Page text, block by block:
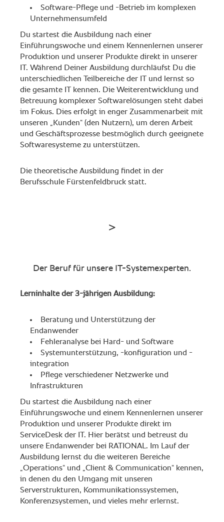
Software-Pflege und -Betrieb im komplexen
Unternehmensumfeld
Du startest die Ausbildung nach einer
Einführungswoche und einem Kennenlernen unserer
Produktion und unserer Produkte direkt in unserer
IT. Während Deiner Ausbildung durchläufst Du die
unterschiedlichen Teilbereiche der IT und lernst so
die gesamte IT kennen. Die Weiterentwicklung und
Betreuung komplexer Softwarelösungen steht dabei
im Fokus. Dies erfolgt in enger Zusammenarbeit mit
unseren „Kunden“ (den Nutzern), um deren Arbeit
und Geschäftsprozesse bestmöglich durch geeignete
Softwaresysteme zu unterstützen.
Die theoretische Ausbildung findet in der
Berufsschule Fürstenfeldbruck statt.
Der Beruf für unsere IT-Systemexperten.
Lerninhalte der 3-jährigen Ausbildung:
Beratung und Unterstützung der
Endanwender
Fehleranalyse bei Hard- und Software
Systemunterstützung, -konfiguration und -
integration
Pflege verschiedener Netzwerke und
Infrastrukturen
Du startest die Ausbildung nach einer
Einführungswoche und einem Kennenlernen unserer
Produktion und unserer Produkte direkt im
ServiceDesk der IT. Hier berätst und betreust du
unsere Endanwender bei RATIONAL. Im Lauf der
Ausbildung lernst du die weiteren Bereiche
„Operations“ und „Client & Communication“ kennen,
in denen du den Umgang mit unseren
Serverstrukturen, Kommunikationssystemen,
Konferenzsystemen, und vieles mehr erlernst.